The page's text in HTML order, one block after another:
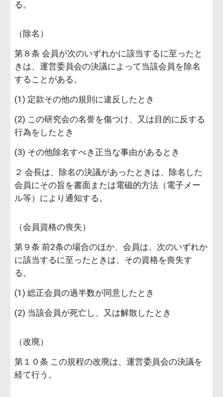
る。
（除名）
第８条 会員が次のいずれかに該当するに至ったと
きは、運営委員会の決議によって当該会員を除名
することがある。
(1) 定款その他の規則に違反したとき
(2) この研究会の名誉を傷つけ、又は目的に反する
行為をしたとき
(3) その他除名すべき正当な事由があるとき
２ 会長は、除名の決議があったときは、除名した
会員にその旨を書面または電磁的方法（電子メー
ル等）により通知する。
（会員資格の喪失）
第９条 前2条の場合のほか、会員は、次のいずれか
に該当するに至ったときは、その資格を喪失す
る。
(1) 総正会員の過半数が同意したとき
(2) 当該会員が死亡し、又は解散したとき
（改廃）
第１０条 この規程の改廃は、運営委員会の決議を
経て行う。